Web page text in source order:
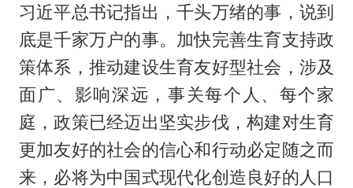
习近平总书记指出，千头万绪的事，说到
底是千家万户的事。加快完善生育支持政
策体系，推动建设生育友好型社会，涉及
面广、影响深远，事关每个人、每个家
庭，政策已经迈出坚实步伐，构建对生育
更加友好的社会的信心和行动必定随之而
来，必将为中国式现代化创造良好的人口